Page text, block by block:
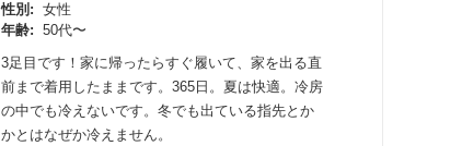
性別: 女性
年齢: 50代〜
3足目です！家に帰ったらすぐ履いて、家を出る直
前まで着用したままです。365日。夏は快適。冷房
の中でも冷えないです。冬でも出ている指先とか
かとはなぜか冷えません。